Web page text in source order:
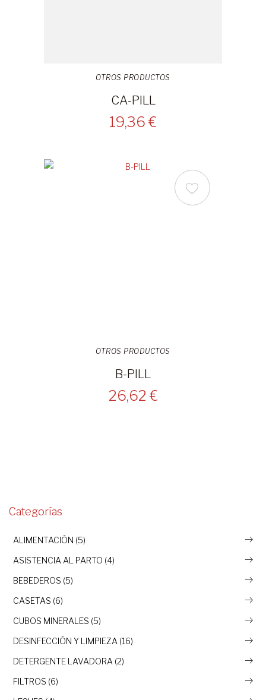
OTROS PRODUCTOS
CA-PILL
19,36 €
OTROS PRODUCTOS
B-PILL
26,62 €
Categorías
ALIMENTACIÓN (5)
ASISTENCIA AL PARTO (4)
BEBEDEROS (5)
CASETAS (6)
CUBOS MINERALES (5)
DESINFECCIÓN Y LIMPIEZA (16)
DETERGENTE LAVADORA (2)
FILTROS (6)